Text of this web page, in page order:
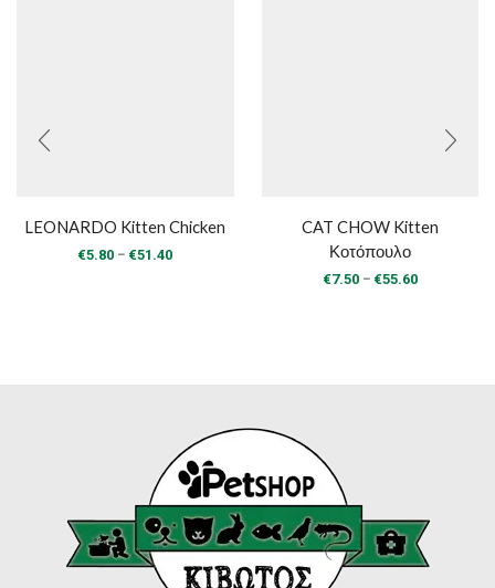
LEONARDO Kitten Chicken
€5.80 – €51.40Price
CAT CHOW Kitten
Κοτόπουλο
€7.50 – €55.60Price